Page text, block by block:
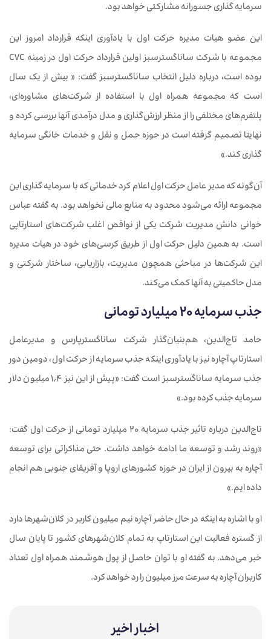
اخبار اخیر
سرمایه گذاری جسورانه مشارکتی خواهد بود.
این عضو هیات مدیره حرکت اول با یادآوری اینکه قرارداد امروز این
مجموعه با شرکت ساناگسترسبز اولین قرارداد حرکت اول در زمینه CVC
بوده است، درباره دلیل انتخاب ساناگسترسبز گفت: « بیش از یک سال
است که مجموعه همراه اول با استفاده از شرکت‌های مشاوره‌ای،
پلتفرم‌های مختلفی را از منظر ارزش‌گذاری و مدل درآمدی آنها بررسی کرده و
نهایتا تصمیم گرفته است در حوزه حمل و نقل و خدمات خانگی سرمایه
گذاری کند.»
آن‌گونه که مدیر عامل حرکت اول اعلام کرد خدماتی که با سرمایه گذاری این
مجموعه ارائه می‌شود محدود به منابع مالی نخواهد بود. به گفته عباس
خوانی دانش مدیریت شرکت یکی از نواقص اغلب شرکت‌های استارتاپی
است. به همین دلیل حرکت اول از طریق کرسی‌های خود در هیات مدیره‌
این شرکت‌ها در مباحثی همچون مدیریت، بازاریابی، ساختار شرکتی و
مدل حاکمیتی به آنها کمک می‌کند.
جذب سرمایه ۲۰ میلیارد تومانی
حامد تاج‌الدین، هم‌بنیان‌گذار شرکت ساناگسترپارس و مدیرعامل
استارتاپ آچاره نیز با یادآوری اینکه جذب سرمایه از حرکت اول، دومین دور
جذب سرمایه ساناگسترسبز است گفت: «پیش از این نیز ۱٫۴ میلیون دلار
سرمایه جذب کرده بود.»
تاج‌الدین درباره تاثیر جذب سرمایه ۲۰ میلیارد تومانی از حرکت اول گفت:
«روند رشد و توسعه ما ادامه خواهد داشت. حتی مذاکراتی برای توسعه
آچاره به بیرون از ایران در حوزه کشورهای اروپا و آفریقای جنوبی هم انجام
داده‌ ایم.»
او با اشاره به اینکه در حال حاضر آچاره نیم میلیون کاربر در کلان‌شهرها دارد
از گستره فعالیت این استارتاپ به تمام کلان‌شهرهای کشور تا پایان سال
خبر می‌دهد. به گفته او با توان حاصل از پول هوشمند همراه اول تعداد
کاربران آچاره به سرعت مرز میلیون را رد خواهد کرد.